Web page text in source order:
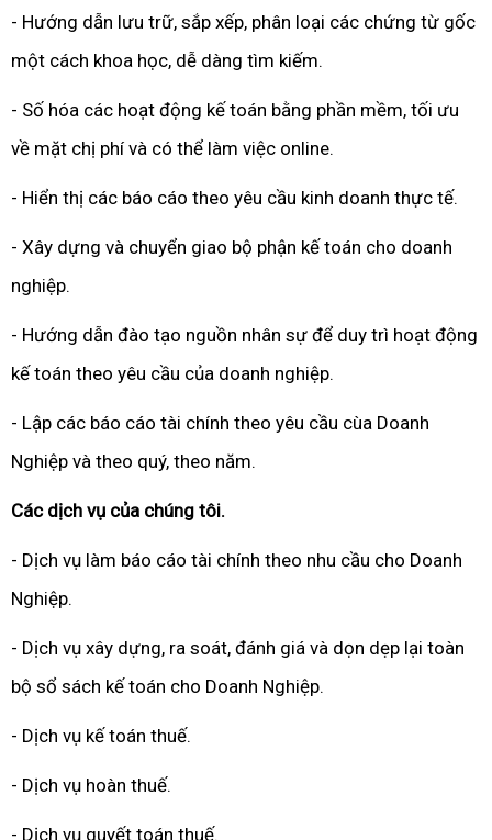
- Hướng dẫn lưu trữ, sắp xếp, phân loại các chứng từ gốc
một cách khoa học, dễ dàng tìm kiếm.
- Số hóa các hoạt động kế toán bằng phần mềm, tối ưu
về mặt chị phí và có thể làm việc online.
- Hiển thị các báo cáo theo yêu cầu kinh doanh thực tế.
- Xây dựng và chuyển giao bộ phận kế toán cho doanh
nghiệp.
- Hướng dẫn đào tạo nguồn nhân sự để duy trì hoạt động
kế toán theo yêu cầu của doanh nghiệp.
- Lập các báo cáo tài chính theo yêu cầu cùa Doanh
Nghiệp và theo quý, theo năm.
Các dịch vụ của chúng tôi.
- Dịch vụ làm báo cáo tài chính theo nhu cầu cho Doanh
Nghiệp.
- Dịch vụ xây dựng, ra soát, đánh giá và dọn dẹp lại toàn
bộ sổ sách kế toán cho Doanh Nghiệp.
- Dịch vụ kế toán thuế.
- Dịch vụ hoàn thuế.
- Dịch vụ quyết toán thuế.